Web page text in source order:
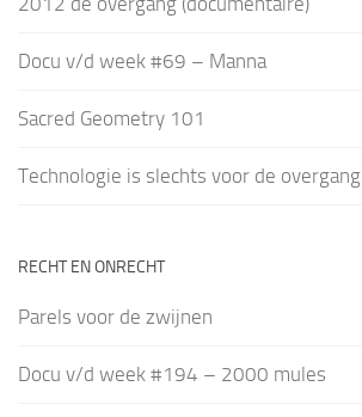
Docu v/d week #69 – Manna
Sacred Geometry 101
Technologie is slechts voor de overgang
RECHT EN ONRECHT
Parels voor de zwijnen
Docu v/d week #194 – 2000 mules